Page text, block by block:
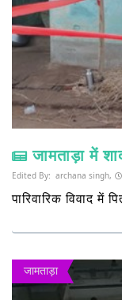
जामताड़ा में
Edited By: archana singh,
पारिवारिक विवाद में
जामताड़ा